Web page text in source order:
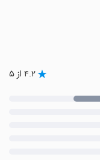
۴.۲ از ۵